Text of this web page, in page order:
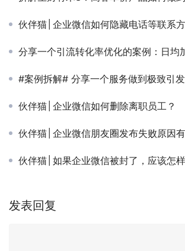
伙伴猫│企业微信如何隐藏电话等联系
分享一个引流转化率优化的案例：日均加粉率从16.2%提升至38.97%，到
#案例拆解# 分享一个服务做到极致引发客户转介
伙伴猫│企业微信如何删除离职员工？
伙伴猫│企业微信朋友圈发布失败原因
伙伴猫│如果企业微信被封了，应该怎样解封？（
发表回复